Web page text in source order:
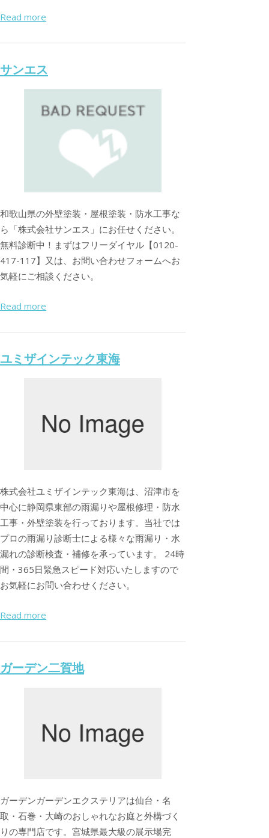
Read more
サンエス
和歌山県の外壁塗装・屋根塗装・防水工事な
ら「株式会社サンエス」にお任せください。
無料診断中！まずはフリーダイヤル【0120-
417-117】又は、お問い合わせフォームへお
気軽にご相談ください。
Read more
ユミザインテック東海
株式会社ユミザインテック東海は、沼津市を
中心に静岡県東部の雨漏りや屋根修理・防水
工事・外壁塗装を行っております。当社では
プロの雨漏り診断士による様々な雨漏り・水
漏れの診断検査・補修を承っています。 24時
間・365日緊急スピード対応いたしますので
お気軽にお問い合わせください。
Read more
ガーデン二賀地
ガーデンガーデンエクステリアは仙台・名
取・石巻・大崎のおしゃれなお庭と外構づく
りの専門店です。宮城県最大級の展示場完